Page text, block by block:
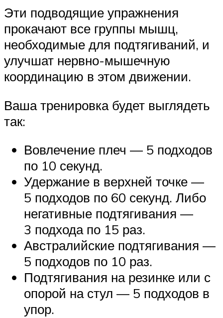
Эти подводящие упражнения
прокачают все группы мышц,
необходимые для подтягиваний, и
улучшат нервно-мышечную
координацию в этом движении.
Ваша тренировка будет выглядеть
так:
Вовлечение плеч — 5 подходов
по 10 секунд.
Удержание в верхней точке —
5 подходов по 60 секунд. Либо
негативные подтягивания —
3 подхода по 15 раз.
Австралийские подтягивания —
5 подходов по 10 раз.
Подтягивания на резинке или с
опорой на стул — 5 подходов в
упор.